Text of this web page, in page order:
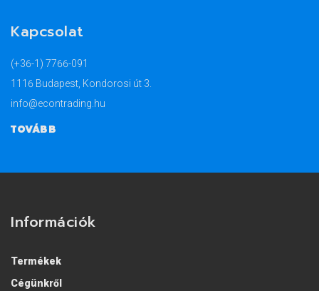
Kapcsolat
(+36-1) 7766-091
1116 Budapest, Kondorosi út 3.
info@econtrading.hu
TOVÁBB
Információk
Termékek
Cégünkről